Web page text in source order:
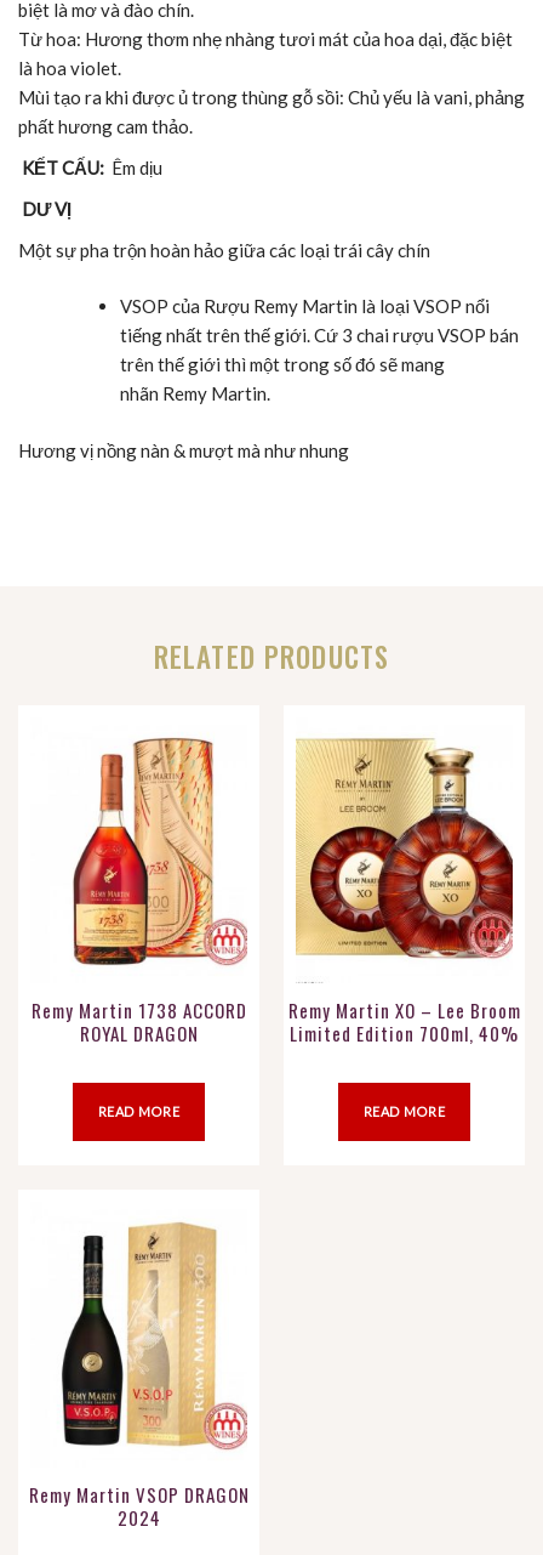
biệt là mơ và đào chín.
Từ hoa: Hương thơm nhẹ nhàng tươi mát của hoa dại, đặc biệt
là hoa violet.
Mùi tạo ra khi được ủ trong thùng gỗ sồi: Chủ yếu là vani, phảng
phất hương cam thảo.
KẾT CẤU: Êm dịu
DƯ VỊ
Một sự pha trộn hoàn hảo giữa các loại trái cây chín
VSOP của Rượu Remy Martin là loại VSOP nổi
tiếng nhất trên thế giới. Cứ 3 chai rượu VSOP bán
trên thế giới thì một trong số đó sẽ mang
nhãn Remy Martin.
Hương vị nồng nàn & mượt mà như nhung
RELATED PRODUCTS
Remy Martin 1738 ACCORD
ROYAL DRAGON
READ MORE
Remy Martin XO – Lee Broom
Limited Edition 700ml, 40%
READ MORE
Remy Martin VSOP DRAGON
2024